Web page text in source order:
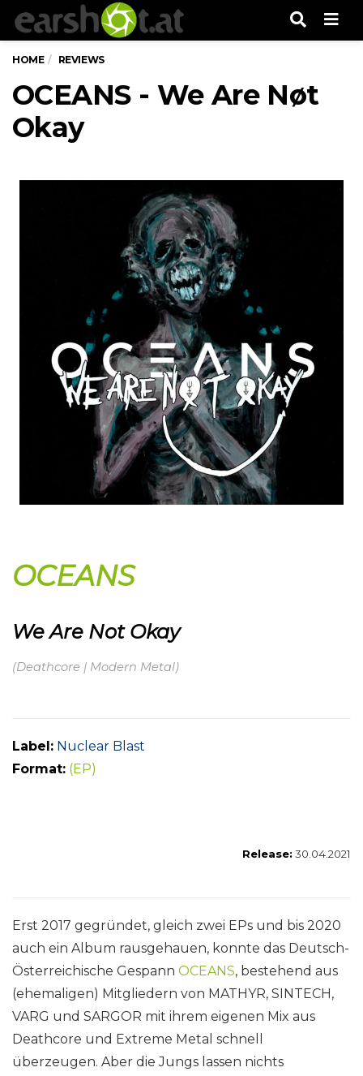
HOME REVIEWS
OCEANS - We Are Nøt
Okay
OCEANS
We Are Not Okay
(Deathcore | Modern Metal)
Label: Nuclear Blast
Format: (EP)
Release: 30.04.2021
Erst 2017 gegründet, gleich zwei EPs und bis 2020
auch ein Album rausgehauen, konnte das Deutsch-
Österreichische Gespann OCEANS, bestehend aus
(ehemaligen) Mitgliedern von MATHYR, SINTECH,
VARG und SARGOR mit ihrem eigenen Mix aus
Deathcore und Extreme Metal schnell
überzeugen. Aber die Jungs lassen nichts